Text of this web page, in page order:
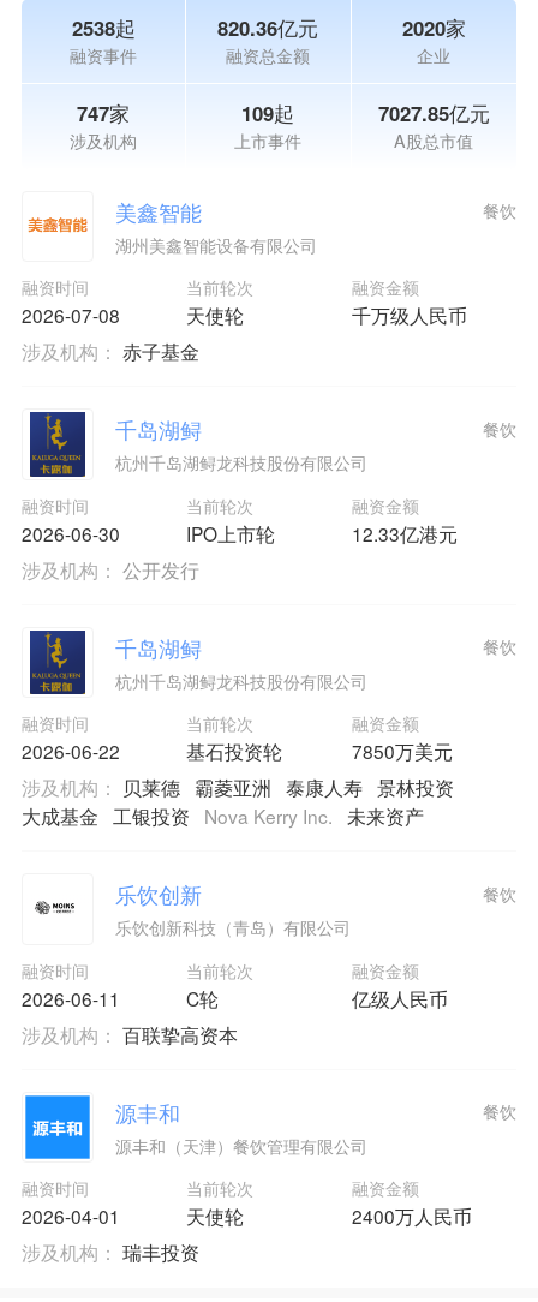
2538起
融资事件
820.36亿元
融资总金额
2020家
企业
747家
涉及机构
109起
上市事件
7027.85亿元
A股总市值
美鑫智能
湖州美鑫智能设备有限公司
融资时间
2026-07-08
当前轮次
天使轮
融资金额
千万级人民币
餐饮
涉及机构： 赤子基金
千岛湖鲟
杭州千岛湖鲟龙科技股份有限公司
融资时间
2026-06-30
当前轮次
IPO上市轮
融资金额
12.33亿港元
餐饮
涉及机构： 公开发行
千岛湖鲟
杭州千岛湖鲟龙科技股份有限公司
融资时间
2026-06-22
当前轮次
基石投资轮
融资金额
7850万美元
餐饮
涉及机构： 贝莱德 霸菱亚洲 泰康人寿 景林投资
大成基金
工银投资 Nova Kerry Inc. 未来资产
乐饮创新
乐饮创新科技（青岛）有限公司
融资时间
2026-06-11
当前轮次
C轮
融资金额
亿级人民币
餐饮
涉及机构： 百联挚高资本
源丰和
源丰和（天津）餐饮管理有限公司
融资时间
2026-04-01
当前轮次
天使轮
融资金额
2400万人民币
餐饮
涉及机构： 瑞丰投资